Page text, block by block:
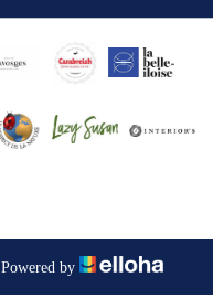
Powered by